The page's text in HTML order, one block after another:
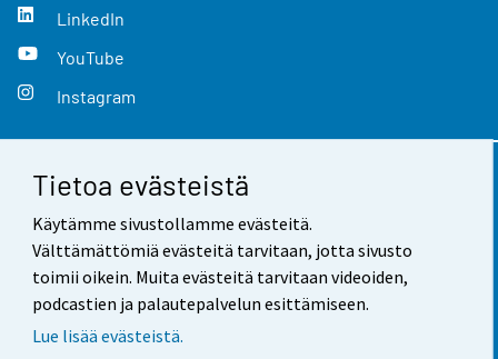
Tietoa evästeistä
Käytämme sivustollamme evästeitä.
Välttämättömiä evästeitä tarvitaan, jotta sivusto
toimii oikein. Muita evästeitä tarvitaan videoiden,
podcastien ja palautepalvelun esittämiseen.
Lue lisää evästeistä.
LinkedIn
YouTube
Instagram
Yhteystiedot
Palaute
Käyttöehdot